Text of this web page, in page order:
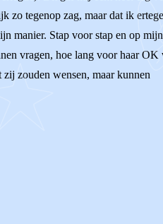
zo tegenop zag, maar dat ik
manier. Stap voor stap en op mijn
vragen, hoe lang voor haar OK
zouden wensen, maar kunnen